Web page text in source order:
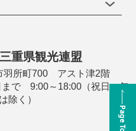
Page Top
重県観光連盟
所町700 アスト津2階
まで 9:00～18:00（祝日・年
除く）